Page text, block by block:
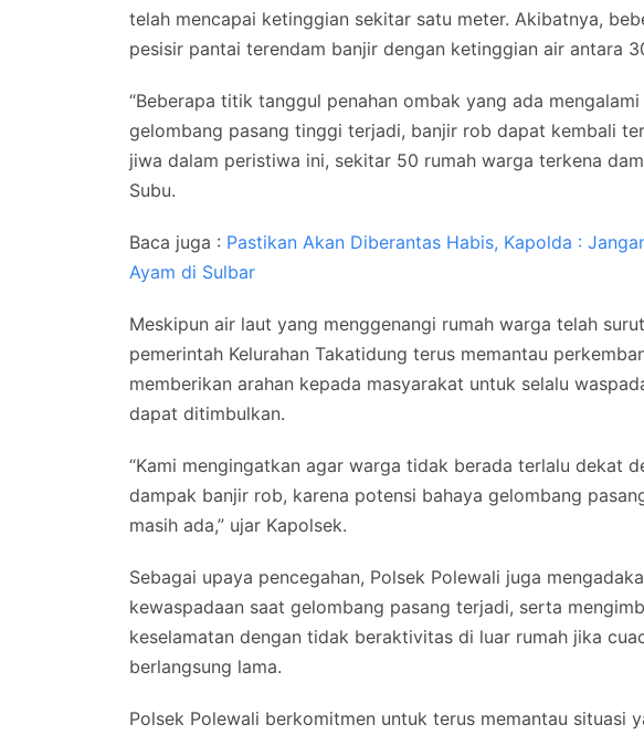
telah mencapai ketinggian sekitar satu meter. Akibatnya,
pesisir pantai terendam banjir dengan ketinggian air antara
“Beberapa titik tanggul penahan ombak yang ada
gelombang pasang tinggi terjadi, banjir rob dapat kembali
jiwa dalam peristiwa ini, sekitar 50 rumah warga terkena
Subu.
Baca juga : Pastikan Akan Diberantas Habis, Kapolda :
Ayam di Sulbar
Meskipun air laut yang menggenangi rumah warga telah
pemerintah Kelurahan Takatidung terus memantau
memberikan arahan kepada masyarakat untuk selalu
dapat ditimbulkan.
“Kami mengingatkan agar warga tidak berada terlalu dekat
dampak banjir rob, karena potensi bahaya gelombang
masih ada,” ujar Kapolsek.
Sebagai upaya pencegahan, Polsek Polewali juga
kewaspadaan saat gelombang pasang terjadi, serta
keselamatan dengan tidak beraktivitas di luar rumah jika
berlangsung lama.
Polsek Polewali berkomitmen untuk terus memantau situasi